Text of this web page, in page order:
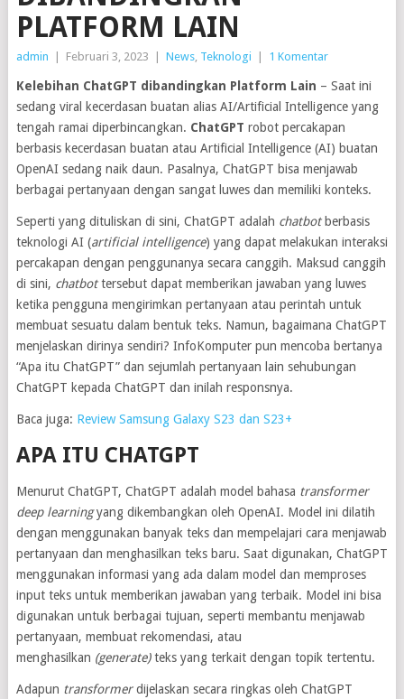
PLATFORM LAIN
admin Februari 3, 2023 News, Teknologi 1 Komentar
Kelebihan ChatGPT dibandingkan Platform Lain – Saat ini
sedang viral kecerdasan buatan alias AI/Artificial Intelligence yang
tengah ramai diperbincangkan. ChatGPT robot percakapan
berbasis kecerdasan buatan atau Artificial Intelligence (AI) buatan
OpenAI sedang naik daun. Pasalnya, ChatGPT bisa menjawab
berbagai pertanyaan dengan sangat luwes dan memiliki konteks.
Seperti yang dituliskan di sini, ChatGPT adalah chatbotberbasis
teknologi AI (artificial intelligence) yang dapat melakukan interaksi
percakapan dengan penggunanya secara canggih. Maksud canggih
di sini, chatbottersebut dapat memberikan jawaban yang luwes
ketika pengguna mengirimkan pertanyaan atau perintah untuk
membuat sesuatu dalam bentuk teks. Namun, bagaimana ChatGPT
menjelaskan dirinya sendiri? InfoKomputer pun mencoba bertanya
“Apa itu ChatGPT” dan sejumlah pertanyaan lain sehubungan
ChatGPT kepada ChatGPT dan inilah responsnya.
Baca juga: Review Samsung Galaxy S23 dan S23+
APA ITU CHATGPT
Menurut ChatGPT, ChatGPT adalah model bahasa transformer
deep learningyang dikembangkan oleh OpenAI. Model ini dilatih
dengan menggunakan banyak teks dan mempelajari cara menjawab
pertanyaan dan menghasilkan teks baru. Saat digunakan, ChatGPT
menggunakan informasi yang ada dalam model dan memproses
input teks untuk memberikan jawaban yang terbaik. Model ini bisa
digunakan untuk berbagai tujuan, seperti membantu menjawab
pertanyaan, membuat rekomendasi, atau
menghasilkan (generate)teks yang terkait dengan topik tertentu.
Adapun transformerdijelaskan secara ringkas oleh ChatGPT